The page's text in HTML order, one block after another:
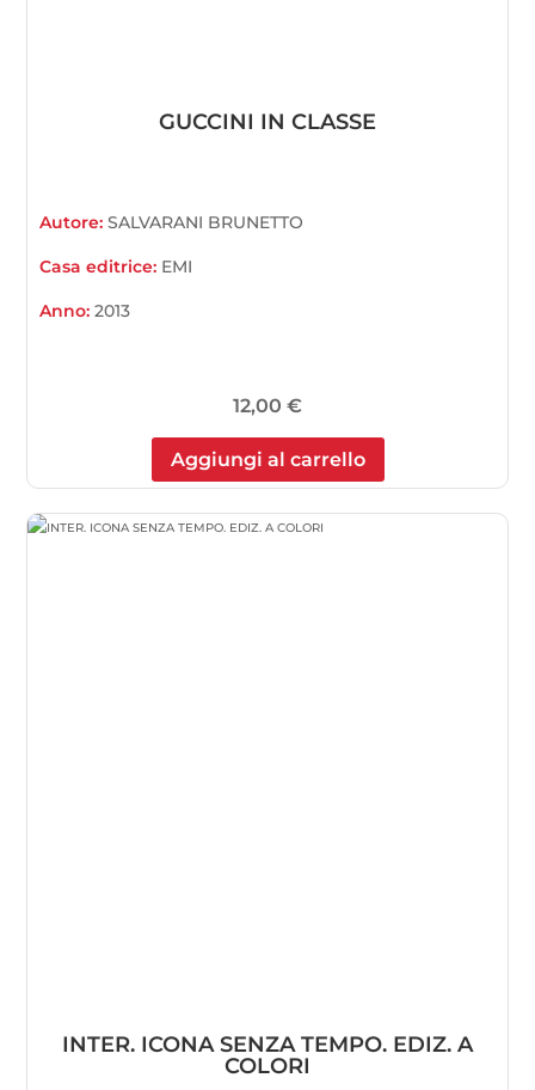
GUCCINI IN CLASSE
Autore:SALVARANI BRUNETTO
Casa editrice: EMI
Anno:2013
12,00 €
Aggiungi al carrello
INTER. ICONA SENZA TEMPO. EDIZ. A
COLORI